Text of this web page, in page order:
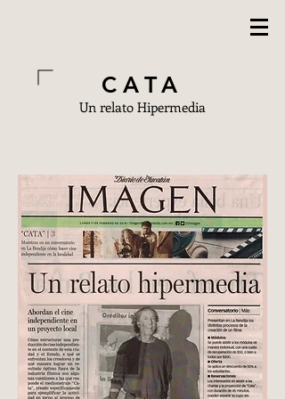
CATA
Un relato Hipermedia